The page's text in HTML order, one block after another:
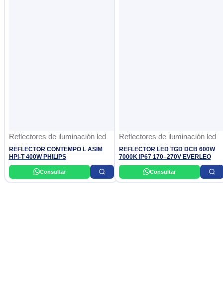
Reflectores de iluminación led
REFLECTOR CONTEMPO L ASIM
HPI-T 400W PHILIPS
Consultar
Reflectores de iluminación led
REFLECTOR LED TGD DCB 600W
7000K IP67 170–270V EVERLEO
Consultar